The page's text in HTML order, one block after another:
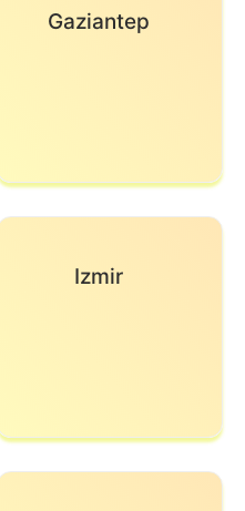
Gaziantep
Izmir